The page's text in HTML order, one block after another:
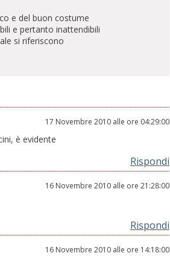
e del buon costume
e pertanto inattendibili
si riferiscono
17 Novembre 2010 alle ore 04:29:00
è evidente
Rispondi
16 Novembre 2010 alle ore 21:28:00
Rispondi
16 Novembre 2010 alle ore 14:18:00